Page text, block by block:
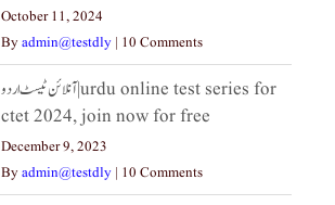
October 11, 2024
Byadmin@testdly | 10 Comments
آنلائن ٹیسٹ اردو|urdu online test series for
ctet 2024, join now for free
December 9, 2023
Byadmin@testdly | 10 Comments